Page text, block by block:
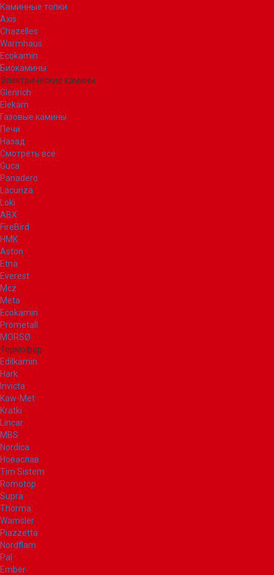
Каминные топки
Axis
Chazelles
Warmhaus
Ecokamin
Биокамины
Электрические камины
Glenrich
Elekam
Газовые камины
Печи
Назад
Смотреть все
Guca
Panadero
Lacunza
Loki
ABX
FireBird
НМК
Aston
Etna
Everest
Mcz
Meta
Ecokamin
Prometall
MORSØ
Термофор
Edilkamin
Hark
Invicta
Kaw-Met
Kratki
Lincar
MBS
Nordica
Новаслав
Tim Sistem
Romotop
Supra
Thorma
Wamsler
Piazzetta
Nordflam
Pal
Ember